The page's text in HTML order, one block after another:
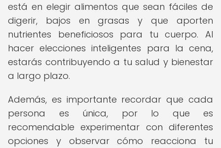
está en elegir alimentos que sean fáciles de
digerir, bajos en grasas y que aporten
nutrientes beneficiosos para tu cuerpo. Al
hacer elecciones inteligentes para la cena,
estarás contribuyendo a tu salud y bienestar
a largo plazo.
Además, es importante recordar que cada
persona es única, por lo que es
recomendable experimentar con diferentes
opciones y observar cómo reacciona tu